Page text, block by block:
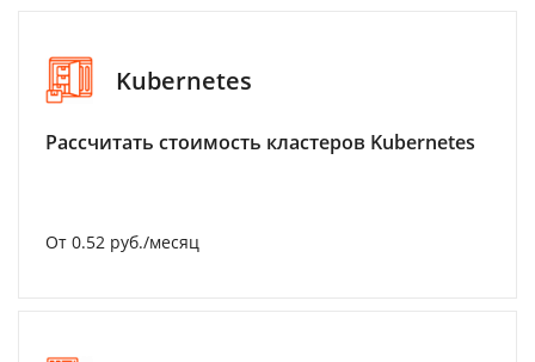
Kubernetes
Рассчитать стоимость кластеров Kubernetes
От 0.52 руб./месяц